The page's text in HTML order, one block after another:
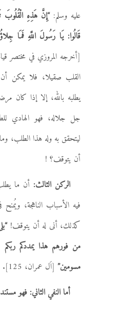
عليه وسلم:“إِنَّ هَذِهِ الْقُلُوبَ
قَالُوا: يَا رَسُولَ اللَّهِ فَمَا
القلب صقيلا، فلا يمكن
يطلبه بالله، إلا إذا كان
جل جلاله، فهو الهادي
ليتحقق به وله هذا الطلب،
أن يتوقف؟ !
الركن الثالث: أن ما
فيه الأسباب الناهجة،
كذلك، أنى له أن يتوقف!
من فورهم هذا يمددكم ربكم
مسومين” [اَل عمران، 125].
أما النفي الثاني: فهو